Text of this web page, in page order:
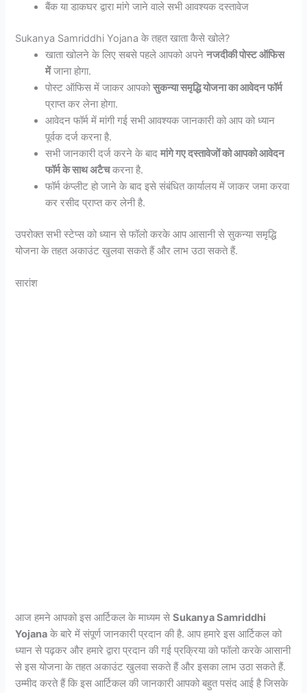
बैंक या डाकघर द्वारा मांगे जाने वाले सभी आवश्यक दस्तावेज
Sukanya Samriddhi Yojana के तहत खाता कैसे खोले?
खाता खोलने के लिए सबसे पहले आपको अपनेनजदीकी पोस्ट ऑफिस
मेंजाना होगा.
पोस्ट ऑफिस में जाकर आपकोसुकन्या समृद्धि योजना का आवेदन फॉर्म
प्राप्त कर लेना होगा.
आवेदन फॉर्म में मांगी गई सभी आवश्यक जानकारी को आप को ध्यान
पूर्वक दर्ज करना है.
सभी जानकारी दर्ज करने के बादमांगे गए दस्तावेजों को आपको आवेदन
फॉर्म के साथ अटैचकरना है.
फॉर्म कंप्लीट हो जाने के बाद इसे संबंधित कार्यालय में जाकर जमा करवा
कर रसीद प्राप्त कर लेनी है.
उपरोक्त सभी स्टेप्स को ध्यान से फॉलो करके आप आसानी से सुकन्या समृद्धि
योजना के तहत अकाउंट खुलवा सकते हैं और लाभ उठा सकते हैं.
सारांश
आज हमने आपको इस आर्टिकल के माध्यम सेSukanya Samriddhi
Yojana के बारे में संपूर्ण जानकारी प्रदान की है. आप हमारे इस आर्टिकल को
ध्यान से पढ़कर और हमारे द्वारा प्रदान की गई प्रक्रिया को फॉलो करके आसानी
से इस योजना के तहत अकाउंट खुलवा सकते हैं और इसका लाभ उठा सकते हैं.
उम्मीद करते हैं कि इस आर्टिकल की जानकारी आपको बहुत पसंद आई है जिसके